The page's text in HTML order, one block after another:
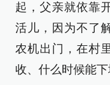
起，父亲就依靠
活儿，因为不了
农机出门，在村
收、什么时候能